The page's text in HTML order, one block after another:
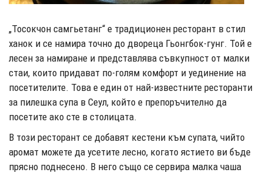
„Тосокчон самгьетанг“ е традиционен ресторант в стил
ханок и се намира точно до двореца Гьонгбок-гунг. Той е
лесен за намиране и представлява съвкупност от малки
стаи, които придават по-голям комфорт и уединение на
посетителите. Това е един от най-известните ресторанти
за пилешка супа в Сеул, който е препоръчително да
посетите ако сте в столицата.
В този ресторант се добавят кестени към супата, чийто
аромат можете да усетите лесно, когато ястието ви бъде
прясно поднесено. В него също се сервира малка чаша